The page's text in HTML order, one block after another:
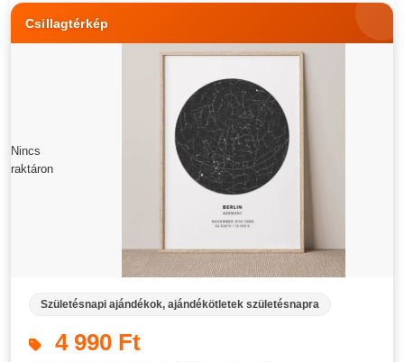
Csillagtérkép
Nincs
raktáron
Születésnapi ajándékok, ajándékötletek születésnapra
4 990 Ft